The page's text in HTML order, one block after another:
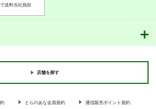
送料当社負担
店舗を探す
とらのあな会員規約 通信販売ポイント規約